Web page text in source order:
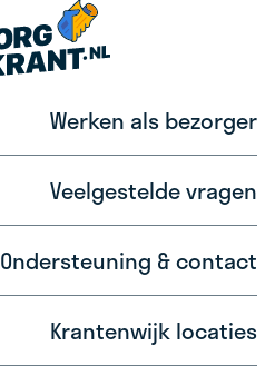
Werken als bezorger
Veelgestelde vragen
Ondersteuning & contact
Krantenwijk locaties